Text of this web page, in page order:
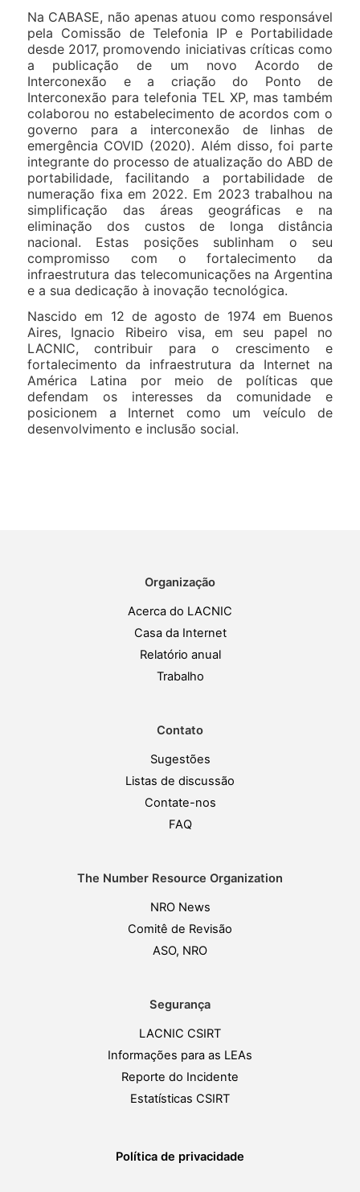
Na CABASE, não apenas atuou como responsável
pela Comissão de Telefonia IP e Portabilidade
desde 2017, promovendo iniciativas críticas como
a publicação de um novo Acordo de
Interconexão e a criação do Ponto de
Interconexão para telefonia TEL XP, mas também
colaborou no estabelecimento de acordos com o
governo para a interconexão de linhas de
emergência COVID (2020). Além disso, foi parte
integrante do processo de atualização do ABD de
portabilidade, facilitando a portabilidade de
numeração fixa em 2022. Em 2023 trabalhou na
simplificação das áreas geográficas e na
eliminação dos custos de longa distância
nacional. Estas posições sublinham o seu
compromisso com o fortalecimento da
infraestrutura das telecomunicações na Argentina
e a sua dedicação à inovação tecnológica.
Nascido em 12 de agosto de 1974 em Buenos
Aires, Ignacio Ribeiro visa, em seu papel no
LACNIC, contribuir para o crescimento e
fortalecimento da infraestrutura da Internet na
América Latina por meio de políticas que
defendam os interesses da comunidade e
posicionem a Internet como um veículo de
desenvolvimento e inclusão social.
Organização
Acerca do LACNIC
Casa da Internet
Relatório anual
Trabalho
Contato
Sugestões
Listas de discussão
Contate-nos
FAQ
The Number Resource Organization
NRO News
Comitê de Revisão
ASO, NRO
Segurança
LACNIC CSIRT
Informações para as LEAs
Reporte do Incidente
Estatísticas CSIRT
Política de privacidade